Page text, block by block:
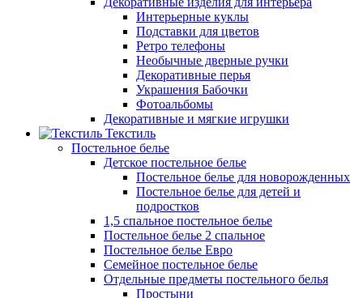
Интерьерные куклы
Подставки для цветов
Ретро телефоны
Необычные дверные ручки
Декоративные перья
Украшения Бабочки
Фотоальбомы
Декоративные и мягкие игрушки
Текстиль
Постельное белье
Детское постельное белье
Постельное белье для новорожденных
Постельное белье для детей и
подростков
1,5 спальное постельное белье
Постельное белье 2 спальное
Постельное белье Евро
Семейное постельное белье
Отдельные предметы постельного белья
Простыни